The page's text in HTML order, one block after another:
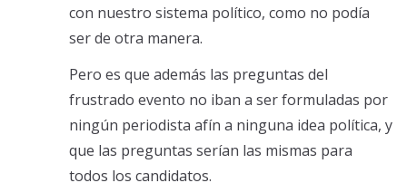
con nuestro sistema político, como no podía
ser de otra manera.
Pero es que además las preguntas del
frustrado evento no iban a ser formuladas por
ningún periodista afín a ninguna idea política, y
que las preguntas serían las mismas para
todos los candidatos.